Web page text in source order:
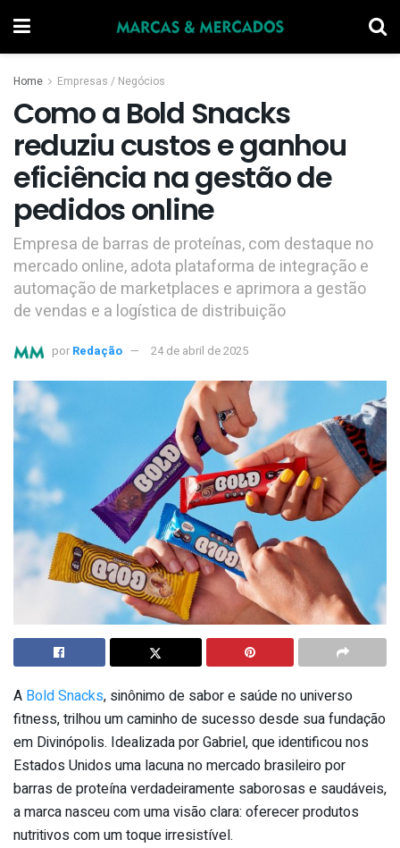
Home Empresas / Negócios
Como a Bold Snacks
reduziu custos e ganhou
eficiência na gestão de
pedidos online
Empresa de barras de proteínas, com destaque no
mercado online, adota plataforma de integração e
automação de marketplaces e aprimora a gestão
de vendas e a logística de distribuição
por Redação 24 de abril de 2025
A Bold Snacks, sinônimo de sabor e saúde no universo
fitness, trilhou um caminho de sucesso desde sua fundação
em Divinópolis. Idealizada por Gabriel, que identificou nos
Estados Unidos uma lacuna no mercado brasileiro por
barras de proteína verdadeiramente saborosas e saudáveis,
a marca nasceu com uma visão clara: oferecer produtos
nutritivos com um toque irresistível.